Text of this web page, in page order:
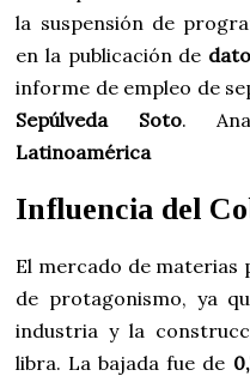
la suspensión de
en la publicación de
informe de empleo de
Sepúlveda Soto.
Latinoamérica
Influencia del
El mercado de materias
de protagonismo, ya
industria y la
libra. La bajada fue de